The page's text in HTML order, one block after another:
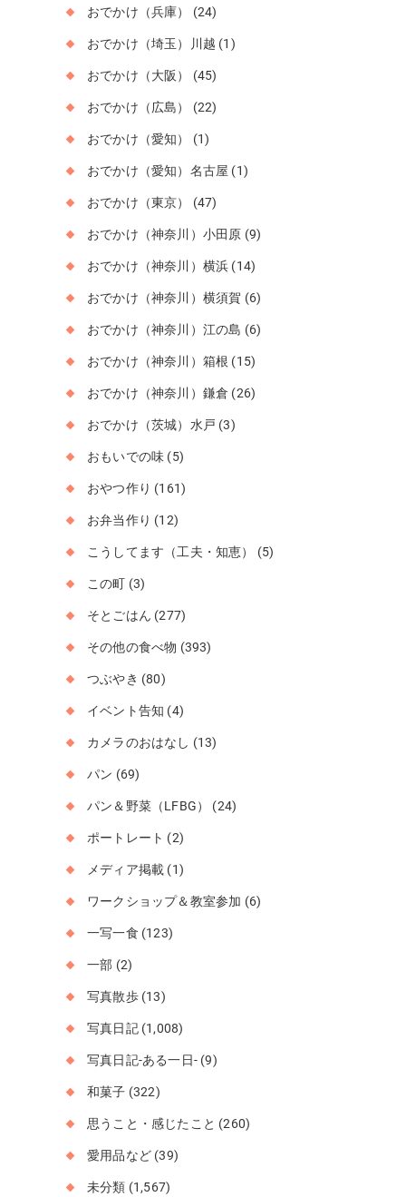
おでかけ（兵庫） (24)
おでかけ（埼玉）川越 (1)
おでかけ（大阪） (45)
おでかけ（広島） (22)
おでかけ（愛知） (1)
おでかけ（愛知）名古屋 (1)
おでかけ（東京） (47)
おでかけ（神奈川）小田原 (9)
おでかけ（神奈川）横浜 (14)
おでかけ（神奈川）横須賀 (6)
おでかけ（神奈川）江の島 (6)
おでかけ（神奈川）箱根 (15)
おでかけ（神奈川）鎌倉 (26)
おでかけ（茨城）水戸 (3)
おもいでの味 (5)
おやつ作り (161)
お弁当作り (12)
こうしてます（工夫・知恵） (5)
この町 (3)
そとごはん (277)
その他の食べ物 (393)
つぶやき (80)
イベント告知 (4)
カメラのおはなし (13)
パン (69)
パン＆野菜（LFBG） (24)
ポートレート (2)
メディア掲載 (1)
ワークショップ＆教室参加 (6)
一写一食 (123)
一部 (2)
写真散歩(13)
写真日記(1,008)
写真日記-ある一日- (9)
和菓子 (322)
思うこと・感じたこと (260)
愛用品など (39)
未分類 (1,567)